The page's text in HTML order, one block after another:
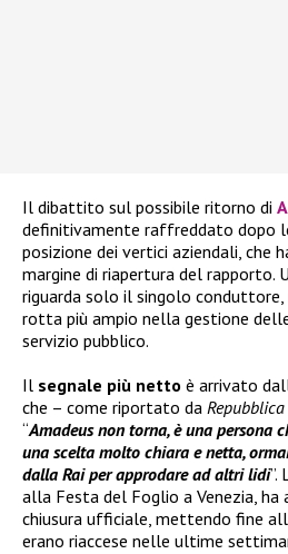
Il dibattito sul possibile ritorno di
definitivamente raffreddato dopo
posizione dei vertici aziendali, che
margine di riapertura del rapporto.
riguarda solo il singolo
rotta più ampio nella gestione
servizio pubblico.
Il segnale più netto è arrivato
che – come riportato da Repubblica
“Amadeus non torna, è una persona
una scelta molto chiara e netta,
dalla Rai per approdare ad altri lidi”.
alla Festa del Foglio a Venezia,
chiusura ufficiale, mettendo fine
erano riaccese nelle ultime